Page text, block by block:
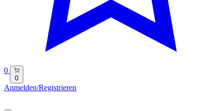
0
0
Anmelden/Registrieren